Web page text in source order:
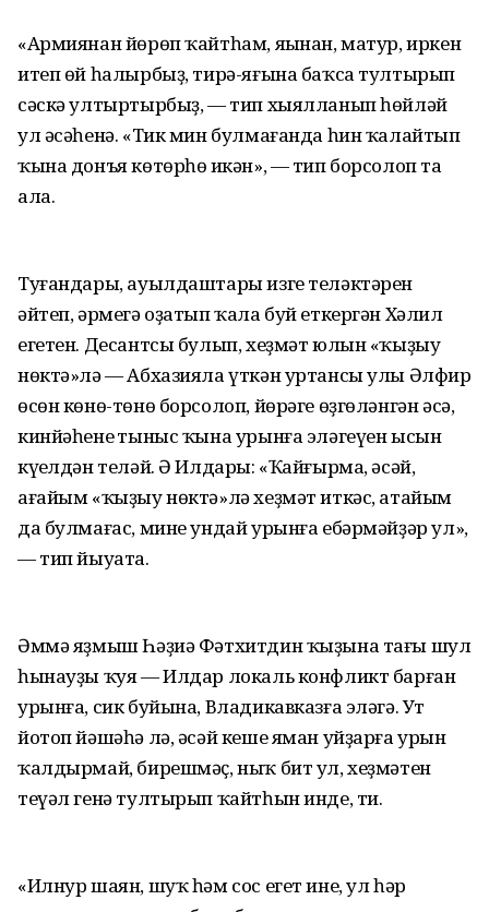
«Армиянан йөрөп ҡайтһам, яңынан, матур, иркен
итеп өй һалырбыҙ, тирә-яғына баҡса тултырып
сәскә ултыртырбыҙ, — тип хыялланып һөйләй
ул әсәһенә. «Тик мин булмағанда һин ҡалайтып
ҡына донъя көтөрһөң икән», — тип борсолоп та
ала.
Туғандары, ауылдаштары изге теләктәрен
әйтеп, әрмегә оҙатып ҡала буй еткергән Хәлил
егетен. Десантсы булып, хеҙмәт юлын «ҡыҙыу
нөктә»лә — Абхазияла үткән уртансы улы Әлфир
өсөн көнө-төнө борсолоп, йөрәге өҙгөләнгән әсә,
кинйәһенең тыныс ҡына урынға эләгеүен ысын
күңелдән теләй. Ә Илдары: «Ҡайғырма, әсәй,
ағайым «ҡыҙыу нөктә»лә хеҙмәт иткәс, атайым
да булмағас, мине ундай урынға ебәрмәйҙәр ул»,
— тип йыуата.
Әммә яҙмыш Һәҙиә Фәтхитдин ҡыҙына тағы шул
һынауҙы ҡуя — Илдар локаль конфликт барған
урынға, сик буйына, Владикавказға эләгә. Ут
йотоп йәшәһә лә, әсәй кеше яман уйҙарға урын
ҡалдырмай, бирешмәҫ, ныҡ бит ул, хеҙмәтен
теүәл генә тултырып ҡайтһын инде, ти.
«Илнур шаян, шуҡ һәм сос егет ине, ул һәр